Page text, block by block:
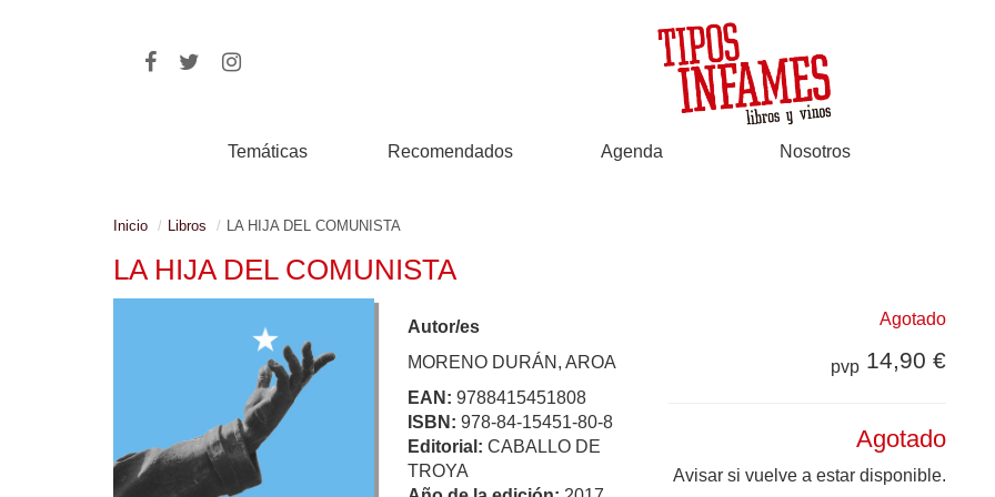
Temáticas Recomendados Agenda Nosotros
Inicio Libros LA HIJA DEL COMUNISTA
LA HIJA DEL COMUNISTA
Autor/es
MORENO DURÁN, AROA
EAN: 9788415451808
ISBN: 978-84-15451-80-8
Editorial: CABALLO DE
TROYA
Agotado
pvp 14,90 €
Agotado
Avisar si vuelve a estar disponible.